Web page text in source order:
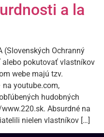
a la
(Slovenských Ochranný
pokutovať vlastníkov
webe majú tzv.
youtube.com,
hudobných
Absurdné na
nielen vlastníkov […]